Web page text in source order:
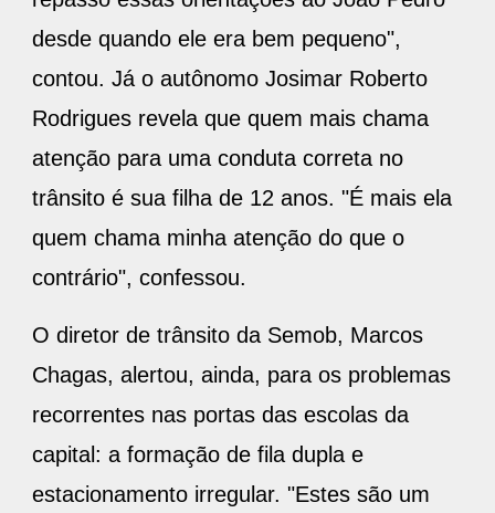
desde quando ele era bem pequeno",
contou. Já o autônomo Josimar Roberto
Rodrigues revela que quem mais chama
atenção para uma conduta correta no
trânsito é sua filha de 12 anos. "É mais ela
quem chama minha atenção do que o
contrário", confessou.
O diretor de trânsito da Semob, Marcos
Chagas, alertou, ainda, para os problemas
recorrentes nas portas das escolas da
capital: a formação de fila dupla e
estacionamento irregular. "Estes são um